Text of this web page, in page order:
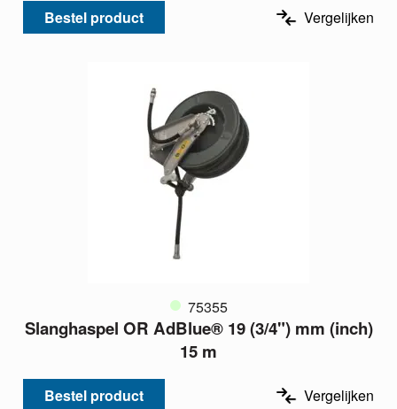
Bestel product Vergelijken
75355
Slanghaspel OR AdBlue® 19 (3/4") mm (inch)
15 m
Bestel product Vergelijken